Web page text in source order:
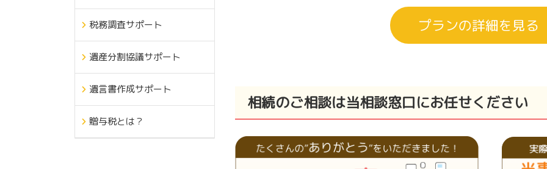
税務調査サポート
遺産分割協議サポート
遺言書作成サポート
贈与税とは？
プランの詳細を見る
相続のご相談は当相談窓口にお任せください